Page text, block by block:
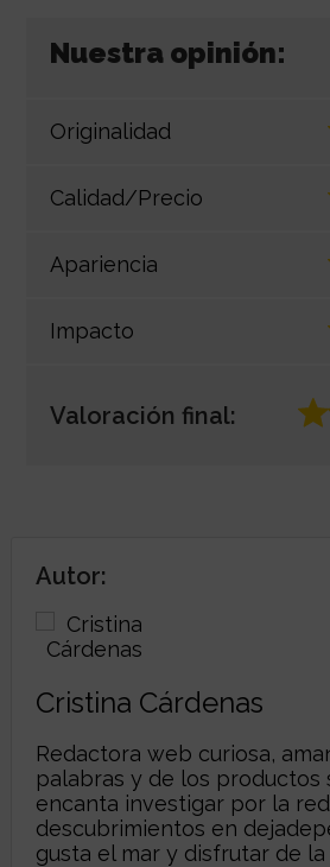
Nuestra opinión:
Originalidad
Calidad/Precio
Apariencia
Impacto
Valoración final:
Autor:
Cristina Cárdenas
Redactora web curiosa,
palabras y de los productos
encanta investigar por la
descubrimientos en
gusta el mar y disfrutar de la